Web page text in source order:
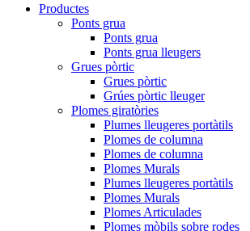
Productes
Ponts grua
Ponts grua
Ponts grua lleugers
Grues pòrtic
Grues pòrtic
Grúes pòrtic lleuger
Plomes giratòries
Plumes lleugeres portàtils
Plomes de columna
Plomes de columna
Plomes Murals
Plumes lleugeres portàtils
Plomes Murals
Plomes Articulades
Plomes mòbils sobre rodes